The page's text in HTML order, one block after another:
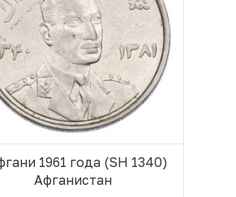
1961 года (SH 1340)
Афганистан